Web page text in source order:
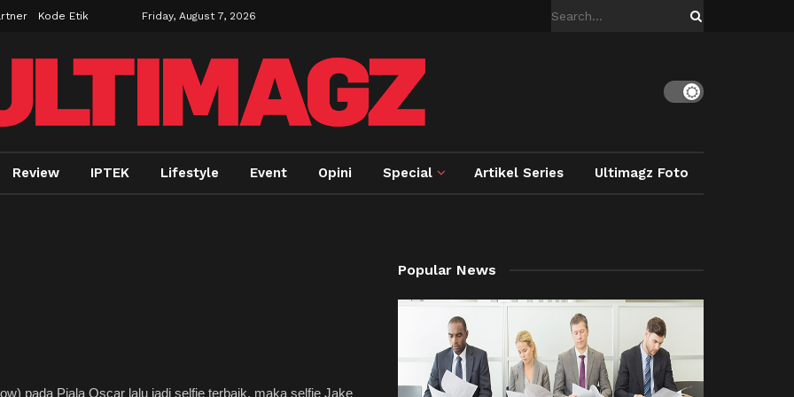
Kode Etik Friday, August 7, 2026
Review IPTEK Lifestyle Event Opini Special Artikel Series Ultimagz Foto
pada Piala Oscar lalu jadi selfie terbaik, maka selfie Jake
Popular News